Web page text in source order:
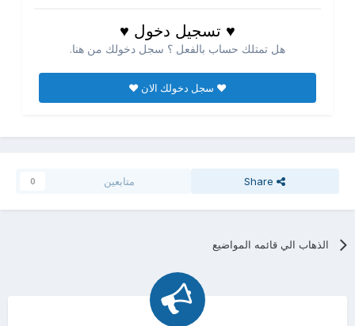
♥ تسجيل دخول ♥
هل تمتلك حساب بالفعل ؟ سجل دخولك من هنا.
♥ سجل دخولك الان ♥
Share متابعين 0
الذهاب الي قائمه المواضيع